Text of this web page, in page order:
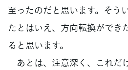
至ったのだと思います。そう
たとはいえ、方向転換ができ
ると思います。
あとは、注意深く、これだ